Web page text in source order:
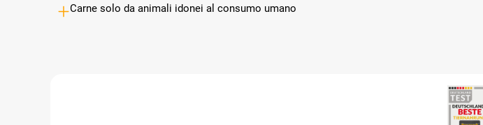
Carne solo da animali idonei al consumo umano